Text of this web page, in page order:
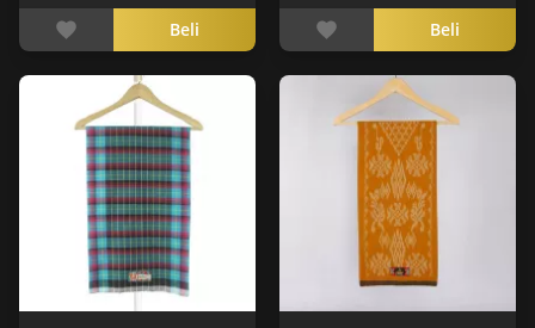
Beli Beli